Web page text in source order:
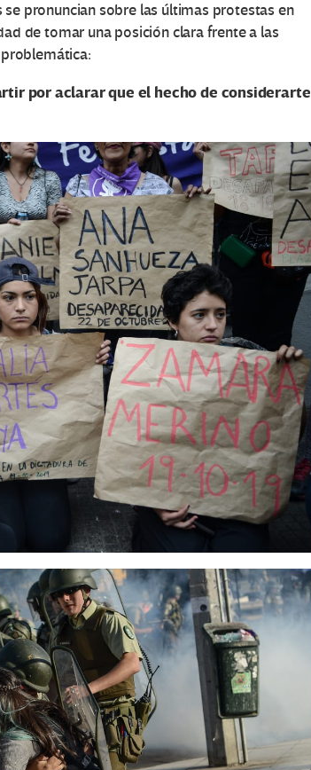
pronuncian sobre las últimas protestas en
de tomar una posición clara frente a las
por aclarar que el hecho de considerarte